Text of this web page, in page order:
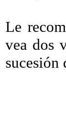
Le
vea dos
sucesión